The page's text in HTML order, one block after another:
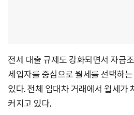
전세 대출 규제도 강화되면서 자금
세입자를 중심으로 월세를 선택하
있다. 전체 임대차 거래에서 월세가
커지고 있다.